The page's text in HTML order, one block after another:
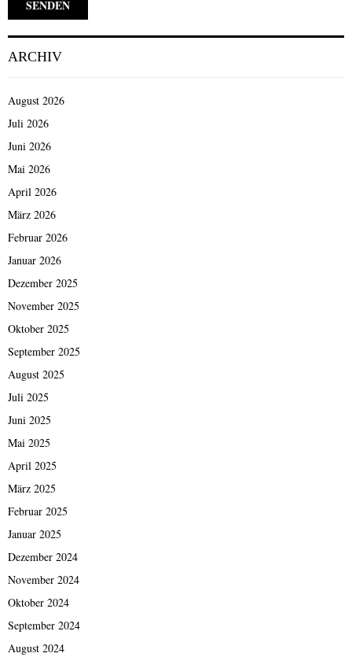
ARCHIV
August 2026
Juli 2026
Juni 2026
Mai 2026
April 2026
März 2026
Februar 2026
Januar 2026
Dezember 2025
November 2025
Oktober 2025
September 2025
August 2025
Juli 2025
Juni 2025
Mai 2025
April 2025
März 2025
Februar 2025
Januar 2025
Dezember 2024
November 2024
Oktober 2024
September 2024
August 2024